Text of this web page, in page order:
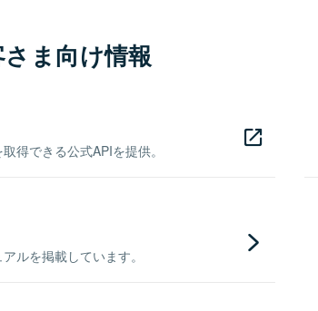
ま向け情報
得できる公式APIを提供。
ルを掲載しています。